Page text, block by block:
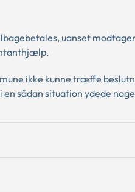
uanset
ikke kunne træffe
en sådan situation ydede